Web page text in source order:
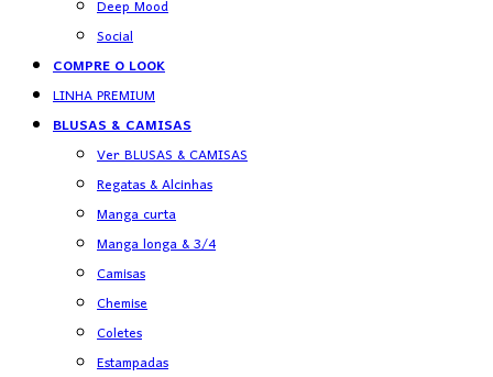
Deep Mood
Social
COMPRE O LOOK
LINHA PREMIUM
BLUSAS & CAMISAS
Ver BLUSAS & CAMISAS
Regatas & Alcinhas
Manga curta
Manga longa & 3/4
Camisas
Chemise
Coletes
Estampadas